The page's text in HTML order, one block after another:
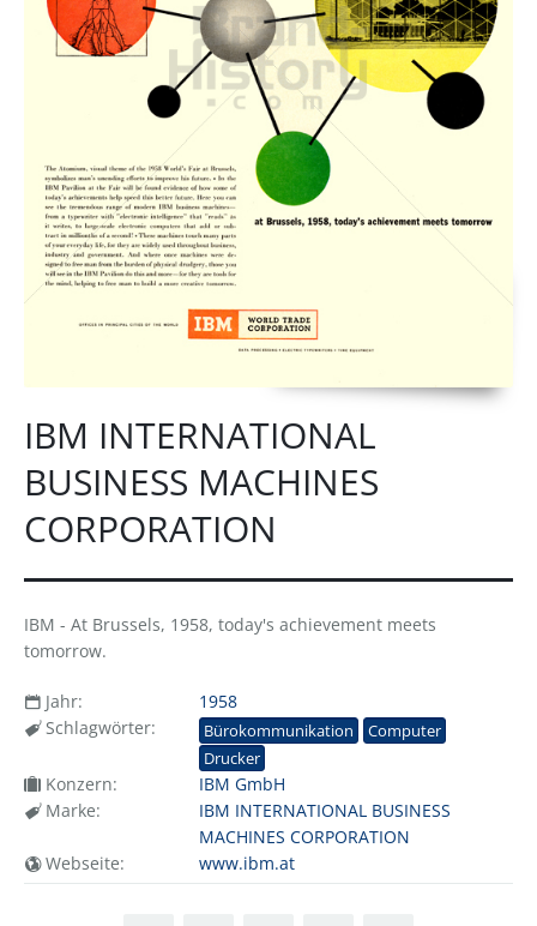
IBM INTERNATIONAL
BUSINESS MACHINES
CORPORATION
IBM - At Brussels, 1958, today's achievement meets
tomorrow.
Jahr:
1958
Schlagwörter:
Bürokommunikation
Computer
Drucker
Konzern:
IBM GmbH
Marke:
IBM INTERNATIONAL BUSINESS
MACHINES CORPORATION
Webseite:
www.ibm.at